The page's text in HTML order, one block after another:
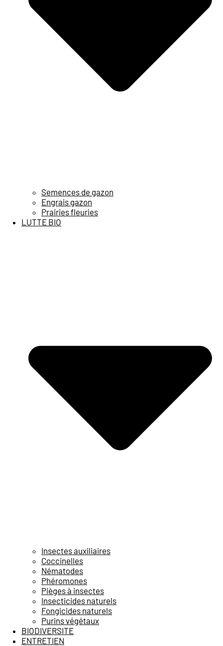
Semences de gazon
Engrais gazon
Prairies fleuries
LUTTE BIO
Insectes auxiliaires
Coccinelles
Nématodes
Phéromones
Pièges à insectes
Insecticides naturels
Fongicides naturels
Purins végétaux
BIODIVERSITE
ENTRETIEN